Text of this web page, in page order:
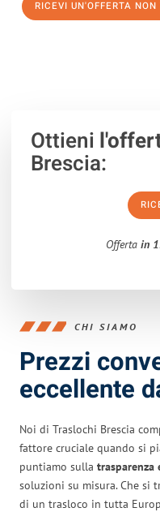
RICEVI UN'OFFERTA
Ottieni
Brescia:
Offerta in
CHI SIAMO
Prezzi
eccellente
Noi di Traslochi Brescia
fattore cruciale quando si
puntiamo sulla trasparenza
soluzioni su misura. Che si
di un trasloco in tutta